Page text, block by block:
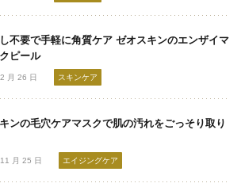
検索
不要で手軽に角質ケア ゼオスキンのエンザイマ
ピール
月 26 日 スキンケア
ンの毛穴ケアマスクで肌の汚れをごっそり取り
月 25 日 エイジングケア